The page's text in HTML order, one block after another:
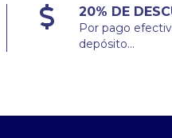
20% DE
Por pago
depósito...